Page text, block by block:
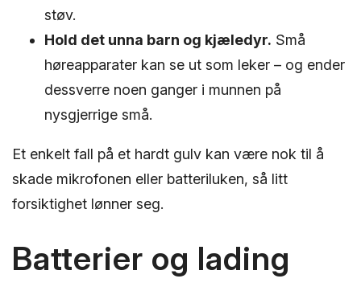
støv.
Hold det unna barn og kjæledyr. Små
høreapparater kan se ut som leker – og ender
dessverre noen ganger i munnen på
nysgjerrige små.
Et enkelt fall på et hardt gulv kan være nok til å
skade mikrofonen eller batteriluken, så litt
forsiktighet lønner seg.
Batterier og lading